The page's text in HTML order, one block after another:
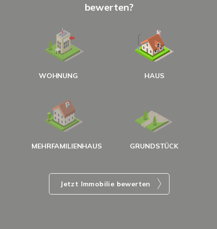
bewerten?
WOHNUNG HAUS
MEHRFAMILIENHAUS GRUNDSTÜCK
Jetzt Immobilie bewerten